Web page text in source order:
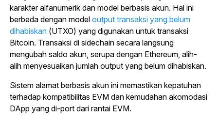
karakter alfanumerik dan model berbasis akun. Hal ini
berbeda dengan model output transaksi yang belum
dihabiskan (UTXO) yang digunakan untuk transaksi
Bitcoin. Transaksi di sidechain secara langsung
mengubah saldo akun, serupa dengan Ethereum, alih-
alih menyesuaikan jumlah output yang belum dihabiskan.
Sistem alamat berbasis akun ini memastikan kepatuhan
terhadap kompatibilitas EVM dan kemudahan akomodasi
DApp yang di-port dari rantai EVM.